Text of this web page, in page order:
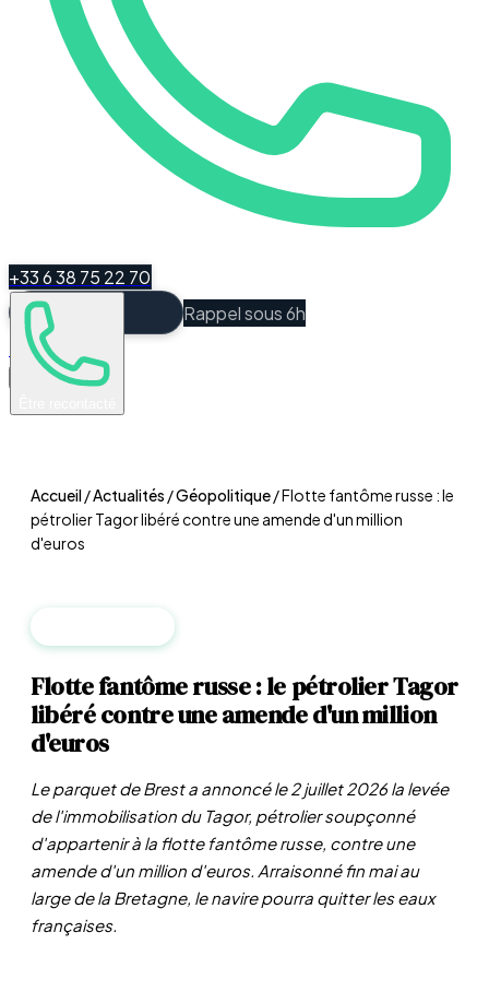
+33 6 38 75 22 70
Rappel sous 6h
Espace Client
Accueil/Actualités /Géopolitique/Flotte fantôme russe : le
pétrolier Tagor libéré contre une amende d'un million
d'euros
Flotte fantôme russe : le pétrolier Tagor
libéré contre une amende d'un million
d'euros
Le parquet de Brest a annoncé le 2 juillet 2026 la levée
de l'immobilisation du Tagor, pétrolier soupçonné
d'appartenir à la flotte fantôme russe, contre une
amende d'un million d'euros. Arraisonné fin mai au
large de la Bretagne, le navire pourra quitter les eaux
françaises.